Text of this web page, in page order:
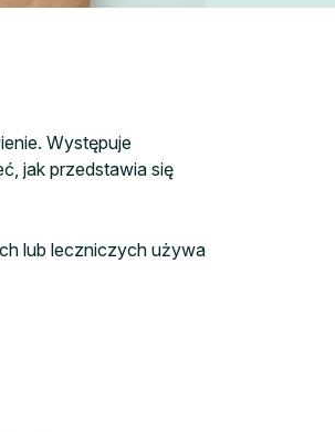
Występuje
jak przedstawia się
lub leczniczych używa